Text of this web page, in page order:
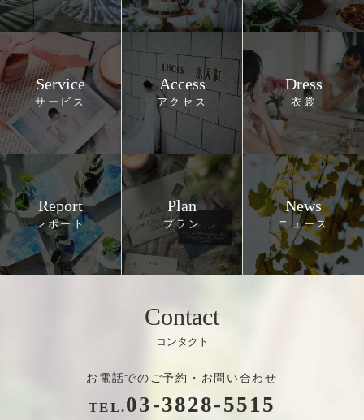
Service Access Dress
Report Plan News
Contact
お電話でのご予約・お問い合わせ
TEL.03-3828-5515